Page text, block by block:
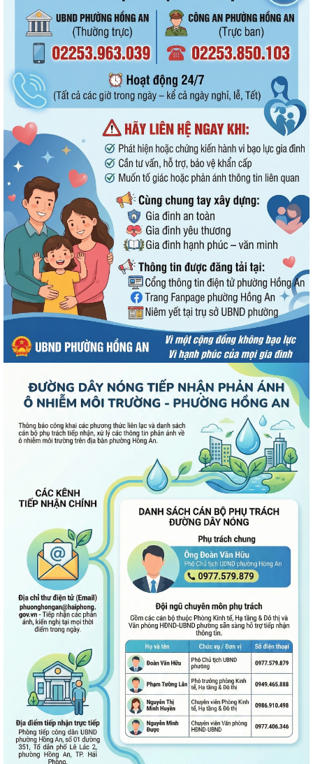
UBND phường Hồng An thông tin về Nghị quyết số 23/2026/NQ-HĐND
Bình dân học vụ số - nền tảng cho sự phát triển trong kỷ nguyên số
Thông báo về việc niêm yết công khai Phương án bồi thường, hỗ trợ dự
kiến đối với các hộ gia đình,...
QUAN ĐIỂM CỐT LÕI CỦA NGHỊ QUYẾT SỐ 80-NQ/TW NGÀY
07/01/2026 VỀ PHÁT TRIỂN VĂN HOÁ VIỆT NAM - XÂY...
PHƯỜNG HỒNG AN TỔ CHỨC SƠ KẾT ĐÁNH GIÁ TÌNH HÌNH TRIỂN KHAI
THỰC HIỆN MÔ HÌNH “TỔ DÂN PHỐ KHÔNG MA...
ĐẶT TÊN 03 ĐƯỜNG, 05 PHỐ TRÊN ĐỊA BÀN PHƯỜNG HỒNG AN – DẤU
MỐC QUAN TRỌNG TRONG XÂY DỰNG ĐÔ THỊ VĂN...
Thông báo kết quả Kỳ họp thứ 3 (Kỳ họp thường lệ giữa năm 2026)
HĐND thành phố khóa XVII, nhiệm kỳ...
PHƯỜNG HỒNG AN RA QUÂN TỔNG VỆ SINH MÔI TRƯỜNG, CHUNG
TAY XÂY DỰNG ĐÔ THỊ SÁNG - XANH - SẠCH - ĐẸP
Quyết định về việc công bố Người phát ngôn và cung cấp thông tin cho
báo chí của Ủy ban nhân dân...
Quyết định về việc Ban hành Quy chế phát ngôn và cung cấp thông tin
cho báo chí của Ủy ban nhân dân...